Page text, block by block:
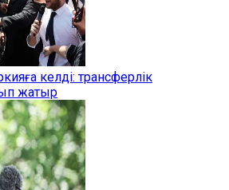
келді: трансферлік
жатыр